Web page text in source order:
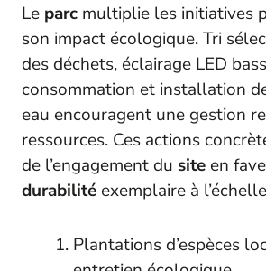
Le parc multiplie les initiatives
son impact écologique. Tri
des déchets, éclairage LED
consommation et installation
eau encouragent une gestion
ressources. Ces actions
de l’engagement du site en
durabilité exemplaire à
Plantations d’espèces